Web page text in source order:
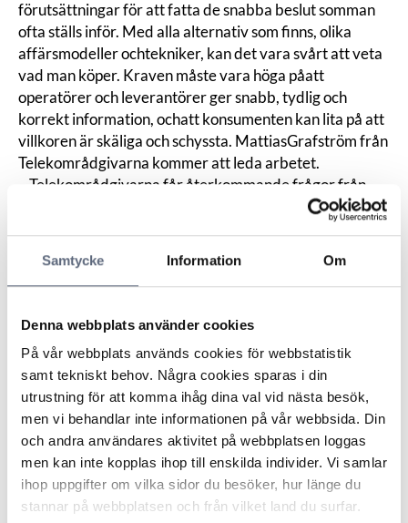
Samtycke Information Om
Denna webbplats använder cookies
På vår webbplats används cookies för webbstatistik
samt tekniskt behov. Några cookies sparas i din
utrustning för att komma ihåg dina val vid nästa besök,
men vi behandlar inte informationen på vår webbsida. Din
och andra användares aktivitet på webbplatsen loggas
men kan inte kopplas ihop till enskilda individer. Vi samlar
ihop uppgifter om vilka sidor du besöker, hur länge du
stannar på webbplatsen och från vilket land du surfar.
förutsättningar för att fatta de snabba beslut somman
ofta ställs inför. Med alla alternativ som finns, olika
affärsmodeller ochtekniker, kan det vara svårt att veta
vad man köper. Kraven måste vara höga påatt
operatörer och leverantörer ger snabb, tydlig och
korrekt information, ochatt konsumenten kan lita på att
villkoren är skäliga och schyssta. MattiasGrafström från
Telekområdgivarna kommer att leda arbetet.
– Telekområdgivarna får återkommande frågor från
konsumentersom erbjuds fiberbaserat bredband.
så vill man veta vilka alternativ som finns. I många fall
sättskonsumenten under press, det måste fattas snabba
kunna jämföra fördelar och nackdelar, sägerMattias
Grafström, VD på Telekområdgivarna och ordförande i
Villagruppen.
En bredbandsanslutning är också en stor investering–
är det värt det?
Det finns stora fördelar med ett snabbt bredband till
hemmet,men i många fall är informationen inte
tillräckligt tydlig om vilka dessa är.Alla som har
möjlighet väljer därför inte att ansluta sin fastighet.